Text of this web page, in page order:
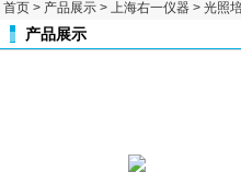
首页 > 产品展示 > 上海右一仪器 > 光照
产品展示